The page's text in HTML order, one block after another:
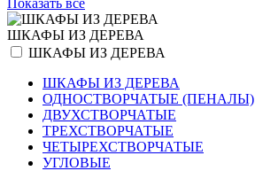
ШКАФЫ ИЗ ДЕРЕВА
ШКАФЫ ИЗ ДЕРЕВА
ШКАФЫ ИЗ ДЕРЕВА
ОДНОСТВОРЧАТЫЕ (ПЕНАЛЫ)
ДВУХСТВОРЧАТЫЕ
ТРЕХСТВОРЧАТЫЕ
ЧЕТЫРЕХСТВОРЧАТЫЕ
УГЛОВЫЕ